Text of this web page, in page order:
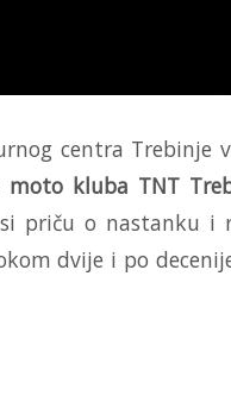
centra Trebinje
moto kluba TNT
priču o nastanku
dvije i po